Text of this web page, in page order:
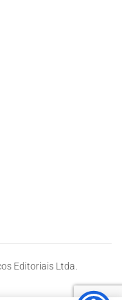
Editoriais Ltda.